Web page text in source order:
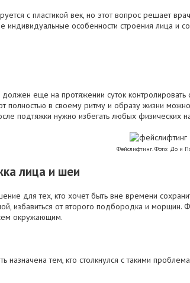
с пластикой век, но этот вопрос решает
индивидуальные особенности строения лица и
еще на протяжении суток контролировать
полностью в своему ритму и образу жизни
подтяжки нужно избегать любых физических
Фейслифтинг. Фото: До и
лица и шеи
для тех, кто хочет быть вне времени
избавиться от второго подбородка и морщин.
окружающим.
тем, кто столкнулся с такими